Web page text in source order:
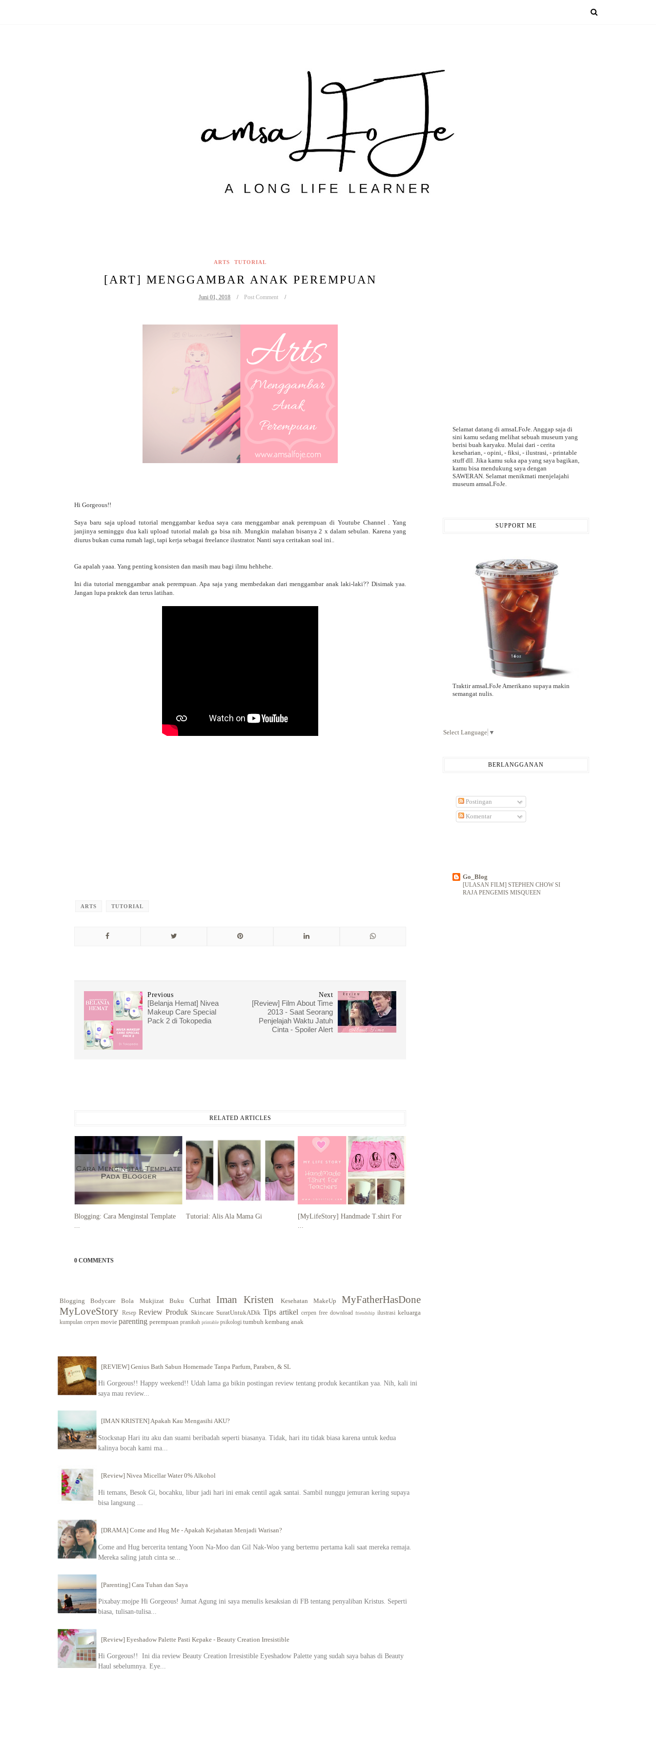
ARTS TUTORIAL
[ART] MENGGAMBAR ANAK PEREMPUAN
Juni 01, 2018 Post Comment
Hi Gorgeous!!
Saya baru saja upload tutorial menggambar kedua saya cara menggambar anak perempuan di Youtube Channel . Yang
janjinya seminggu dua kali upload tutorial malah ga bisa nih. Mungkin malahan bisanya 2 x dalam sebulan. Karena yang
diurus bukan cuma rumah lagi, tapi kerja sebagai freelance ilustrator. Nanti saya ceritakan soal ini..
Ga apalah yaaa. Yang penting konsisten dan masih mau bagi ilmu hehhehe.
Ini dia tutorial menggambar anak perempuan. Apa saja yang membedakan dari menggambar anak laki-laki?? Disimak yaa.
Jangan lupa praktek dan terus latihan.
ARTS TUTORIAL
Next
[Review] Film About Time
2013 - Saat Seorang
Penjelajah Waktu Jatuh
Cinta - Spoiler Alert
Previous
[Belanja Hemat] Nivea
Makeup Care Special
Pack 2 di Tokopedia
RELATED ARTICLES
Blogging: Cara Menginstal Template
...
Tutorial: Alis Ala Mama Gi
[MyLifeStory] Handmade T.shirt For
...
0 COMMENTS
Blogging Bodycare Bola Mukjizat Buku Curhat Iman Kristen Kesehatan MakeUp
MyFatherHasDone
MyLoveStory Resep Review Produk Skincare SuratUntukADik Tips artikel cerpen free download friendship ilustrasi keluarga
kumpulan cerpen movie parenting perempuan pranikah printable psikologi tumbuh kembang anak
[REVIEW] Genius Bath Sabun Homemade Tanpa Parfum, Paraben, & SL
Hi Gorgeous!! Happy weekend!! Udah lama ga bikin postingan review tentang produk kecantikan yaa. Nih, kali ini
saya mau review...
[IMAN KRISTEN] Apakah Kau Mengasihi AKU?
Stocksnap Hari itu aku dan suami beribadah seperti biasanya. Tidak, hari itu tidak biasa karena untuk kedua
kalinya bocah kami ma...
[Review] Nivea Micellar Water 0% Alkohol
Hi temans, Besok Gi, bocahku, libur jadi hari ini emak centil agak santai. Sambil nunggu jemuran kering supaya
bisa langsung ...
[DRAMA] Come and Hug Me - Apakah Kejahatan Menjadi Warisan?
Come and Hug bercerita tentang Yoon Na-Moo dan Gil Nak-Woo yang bertemu pertama kali saat mereka remaja.
Mereka saling jatuh cinta se...
[Parenting] Cara Tuhan dan Saya
Pixabay:mojpe Hi Gorgeous! Jumat Agung ini saya menulis kesaksian di FB tentang penyaliban Kristus. Seperti
biasa, tulisan-tulisa...
[Review] Eyeshadow Palette Pasti Kepake - Beauty Creation Irresistible
Hi Gorgeous!! Ini dia review Beauty Creation Irresistible Eyeshadow Palette yang sudah saya bahas di Beauty
Haul sebelumnya. Eye...
Selamat datang di amsaLFoJe. Anggap saja di
sini kamu sedang melihat sebuah museum yang
berisi buah karyaku. Mulai dari - cerita
keseharian, - opini, - fiksi, - ilustrasi, - printable
stuff dll. Jika kamu suka apa yang saya bagikan,
kamu bisa mendukung saya dengan
SAWERAN. Selamat menikmati menjelajahi
museum amsaLFoJe.
SUPPORT ME
Traktir amsaLFoJe Amerikano supaya makin
semangat nulis.
Select Language ▼
BERLANGGANAN
Postingan
Komentar
Go_Blog
[ULASAN FILM] STEPHEN CHOW SI
RAJA PENGEMIS MISQUEEN